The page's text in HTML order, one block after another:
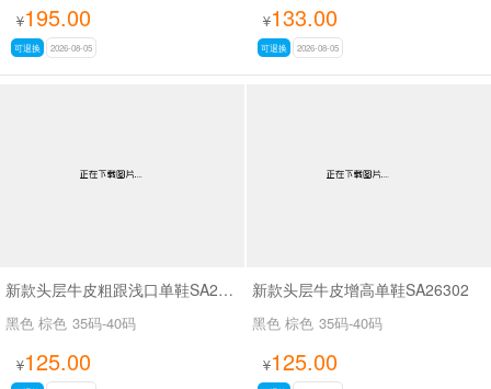
¥195.00
可退换 2026-08-05
¥133.00
可退换 2026-08-05
新款头层牛皮粗跟浅口单鞋SA26339
黑色 棕色 35码-40码
¥125.00
新款头层牛皮增高单鞋SA26302
黑色 棕色 35码-40码
¥125.00